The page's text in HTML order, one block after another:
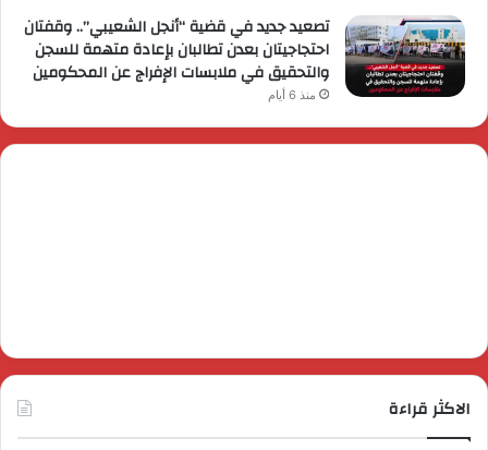
تصعيد جديد في قضية “أنجل الشعيبي”.. وقفتان
احتجاجيتان بعدن تطالبان بإعادة متهمة للسجن
والتحقيق في ملابسات الإفراج عن المحكومين
منذ 6 أيام
الاكثر قراءة